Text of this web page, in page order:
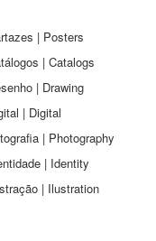
| Posters
| Catalogs
| Drawing
| Digital
| Photography
| Identity
| Ilustration